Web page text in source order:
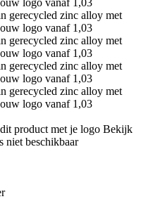
product met je logo Bekijk
niet beschikbaar